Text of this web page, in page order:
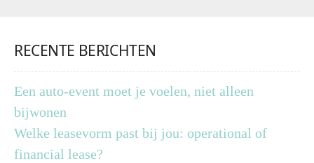
RECENTE BERICHTEN
Een auto-event moet je voelen, niet alleen
bijwonen
Welke leasevorm past bij jou: operational of
financial lease?